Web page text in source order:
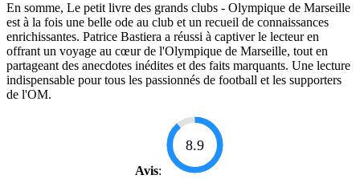
En somme, Le petit livre des grands clubs - Olympique de Marseille
est à la fois une belle ode au club et un recueil de connaissances
enrichissantes. Patrice Bastiera a réussi à captiver le lecteur en
offrant un voyage au cœur de l'Olympique de Marseille, tout en
partageant des anecdotes inédites et des faits marquants. Une lecture
indispensable pour tous les passionnés de football et les supporters
de l'OM.
Avis:
8.9